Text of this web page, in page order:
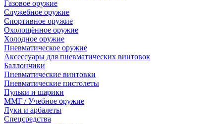
Газовое оружие
Служебное оружие
Спортивное оружие
Охолощённое оружие
Холодное оружие
Пневматическое оружие
Аксессуары для пневматических винтовок
Баллончики
Пневматические винтовки
Пневматические пистолеты
Пульки и шарики
ММГ / Учебное оружие
Луки и арбалеты
Спецсредства